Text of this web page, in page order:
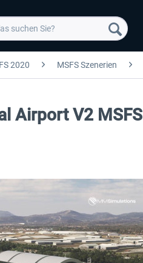
2020 MSFS Szenerien
Airport V2 MSFS